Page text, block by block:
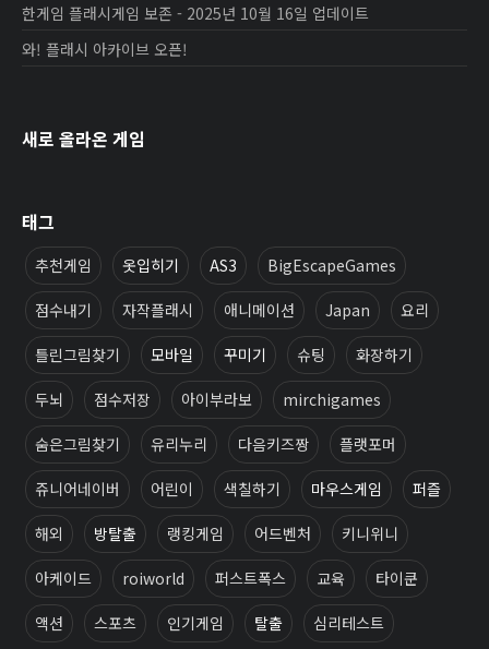
한게임 플래시게임 보존 - 2025년 10월 16일 업데이트
와! 플래시 아카이브 오픈!
새로 올라온 게임
태그
추천게임 옷입히기 AS3 BigEscapeGames
점수내기 자작플래시 애니메이션 Japan 요리
틀린그림찾기 모바일 꾸미기 슈팅 화장하기
두뇌 점수저장 아이부라보 mirchigames
숨은그림찾기 유리누리 다음키즈짱 플랫포머
쥬니어네이버 어린이 색칠하기 마우스게임 퍼즐
해외 방탈출 랭킹게임 어드벤처 키니위니
아케이드 roiworld 퍼스트폭스 교육 타이쿤
액션 스포츠 인기게임 탈출 심리테스트